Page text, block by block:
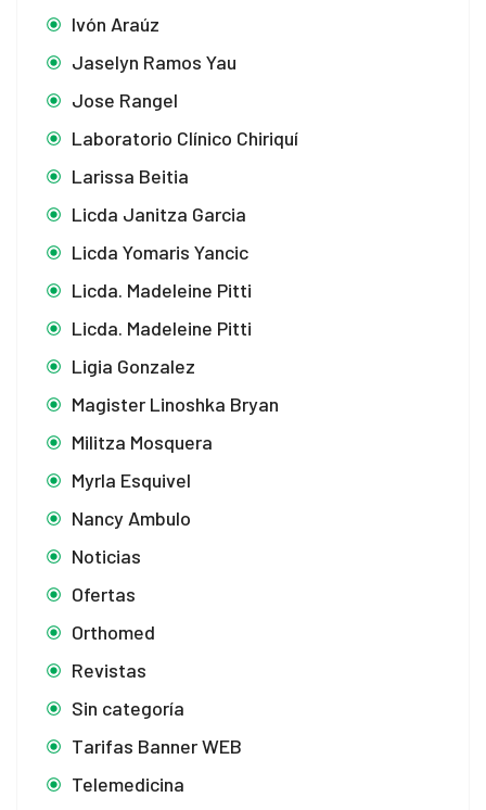
Ivón Araúz
Jaselyn Ramos Yau
Jose Rangel
Laboratorio Clínico Chiriquí
Larissa Beitia
Licda Janitza Garcia
Licda Yomaris Yancic
Licda. Madeleine Pitti
Licda. Madeleine Pitti
Ligia Gonzalez
Magister Linoshka Bryan
Militza Mosquera
Myrla Esquivel
Nancy Ambulo
Noticias
Ofertas
Orthomed
Revistas
Sin categoría
Tarifas Banner WEB
Telemedicina